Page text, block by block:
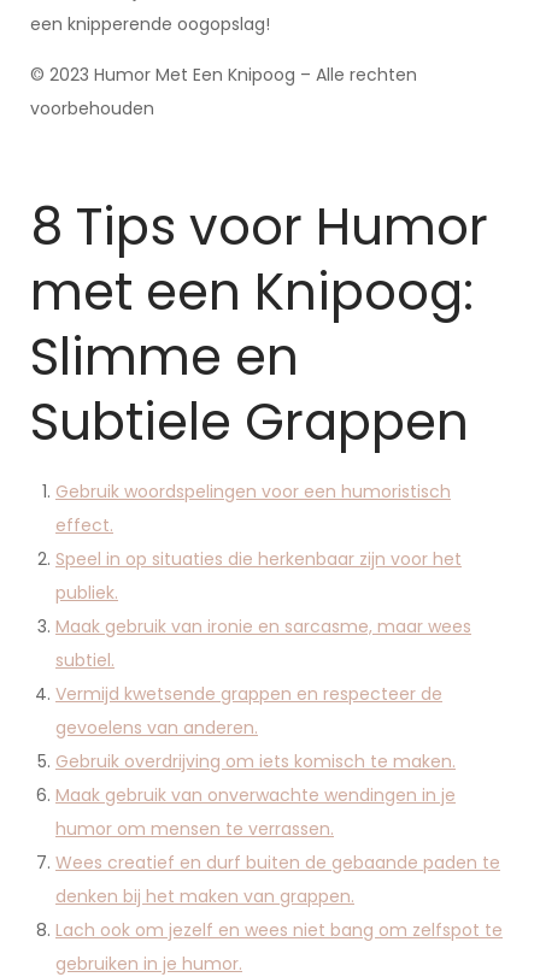
een knipperende oogopslag!
© 2023 Humor Met Een Knipoog – Alle rechten
voorbehouden
8 Tips voor Humor
met een Knipoog:
Slimme en
Subtiele Grappen
Gebruik woordspelingen voor een humoristisch
effect.
Speel in op situaties die herkenbaar zijn voor het
publiek.
Maak gebruik van ironie en sarcasme, maar wees
subtiel.
Vermijd kwetsende grappen en respecteer de
gevoelens van anderen.
Gebruik overdrijving om iets komisch te maken.
Maak gebruik van onverwachte wendingen in je
humor om mensen te verrassen.
Wees creatief en durf buiten de gebaande paden te
denken bij het maken van grappen.
Lach ook om jezelf en wees niet bang om zelfspot te
gebruiken in je humor.